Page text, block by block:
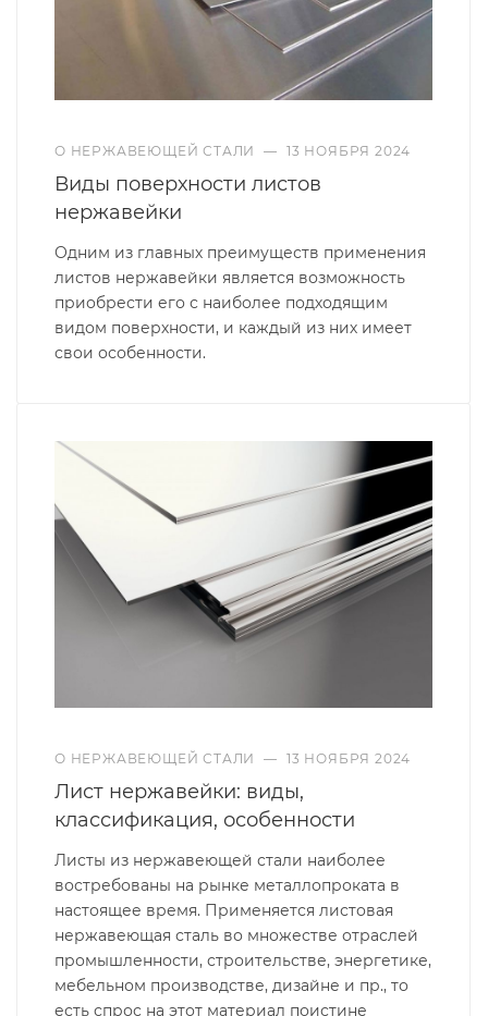
О НЕРЖАВЕЮЩЕЙ СТАЛИ — 13 НОЯБРЯ 2024
Виды поверхности листов
нержавейки
Одним из главных преимуществ применения
листов нержавейки является возможность
приобрести его с наиболее подходящим
видом поверхности, и каждый из них имеет
свои особенности.
О НЕРЖАВЕЮЩЕЙ СТАЛИ — 13 НОЯБРЯ 2024
Лист нержавейки: виды,
классификация, особенности
Листы из нержавеющей стали наиболее
востребованы на рынке металлопроката в
настоящее время. Применяется листовая
нержавеющая сталь во множестве отраслей
промышленности, строительстве, энергетике,
мебельном производстве, дизайне и пр., то
есть спрос на этот материал поистине